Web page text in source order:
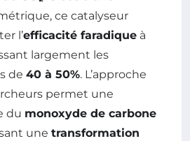
ce catalyseur
l’efficacité faradique à
largement les
de 40 à 50%. L’approche
permet une
du monoxyde de carbone
une transformation